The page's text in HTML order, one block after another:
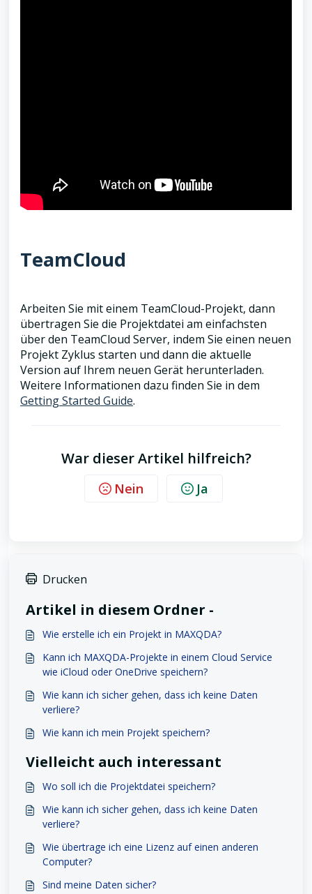
TeamCloud
Arbeiten Sie mit einem TeamCloud-Projekt, dann
übertragen Sie die Projektdatei am einfachsten
über den TeamCloud Server, indem Sie einen neuen
Projekt Zyklus starten und dann die aktuelle
Version auf Ihrem neuen Gerät herunterladen.
Weitere Informationen dazu finden Sie in dem
Getting Started Guide.
War dieser Artikel hilfreich?
Nein Ja
Drucken
Artikel in diesem Ordner -
Wie erstelle ich ein Projekt in MAXQDA?
Kann ich MAXQDA-Projekte in einem Cloud Service
wie iCloud oder OneDrive speichern?
Wie kann ich sicher gehen, dass ich keine Daten
verliere?
Wie kann ich mein Projekt speichern?
Vielleicht auch interessant
Wo soll ich die Projektdatei speichern?
Wie kann ich sicher gehen, dass ich keine Daten
verliere?
Wie übertrage ich eine Lizenz auf einen anderen
Computer?
Sind meine Daten sicher?